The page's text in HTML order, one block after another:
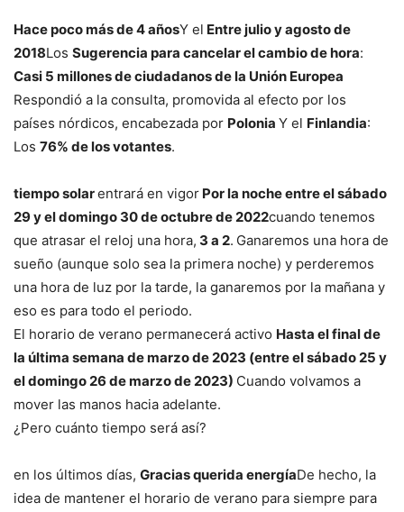
Hace poco más de 4 añosY el Entre julio y agosto de
2018Los Sugerencia para cancelar el cambio de hora:
Casi 5 millones de ciudadanos de la Unión Europea
Respondió a la consulta, promovida al efecto por los
países nórdicos, encabezada por Polonia Y el Finlandia:
Los 76% de los votantes.
tiempo solarentrará en vigor Por la noche entre el sábado
29 y el domingo 30 de octubre de 2022cuando tenemos
que atrasar el reloj una hora, 3 a 2. Ganaremos una hora de
sueño (aunque solo sea la primera noche) y perderemos
una hora de luz por la tarde, la ganaremos por la mañana y
eso es para todo el periodo.
El horario de verano permanecerá activo Hasta el final de
la última semana de marzo de 2023 (entre el sábado 25 y
el domingo 26 de marzo de 2023) Cuando volvamos a
mover las manos hacia adelante.
¿Pero cuánto tiempo será así?
en los últimos días, Gracias querida energíaDe hecho, la
idea de mantener el horario de verano para siempre para